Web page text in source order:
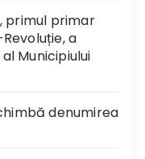
primul primar
a
Municipiului
denumirea